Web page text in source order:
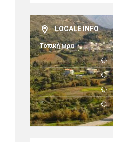
LOCALE INFO
Τοπική ώρα